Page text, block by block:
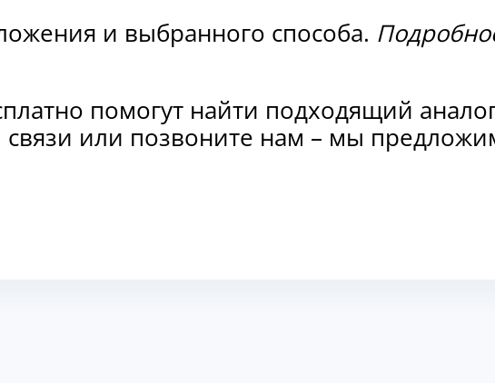
и выбранного способа.
помогут найти подходящий
связи или позвоните нам – мы